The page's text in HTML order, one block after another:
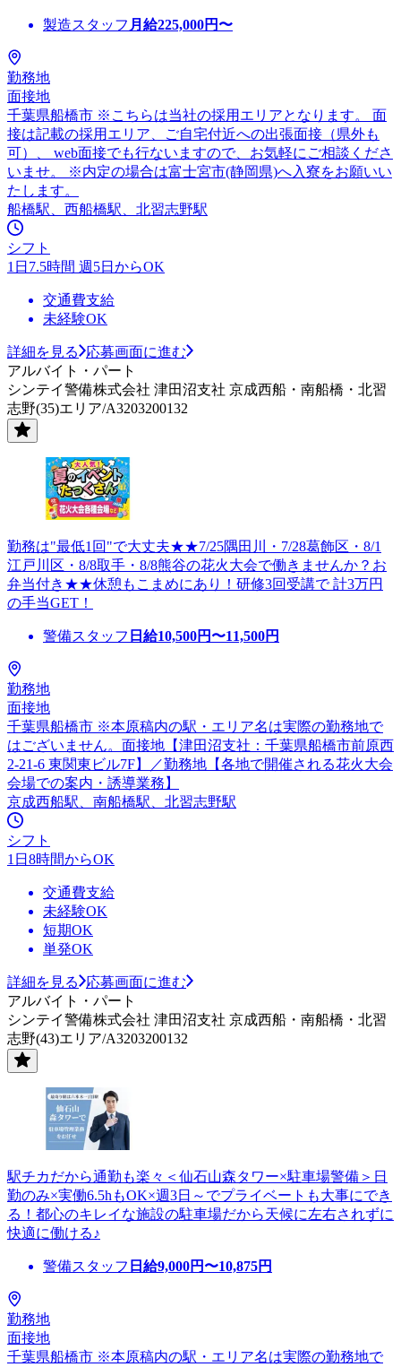
製造スタッフ 月給225,000円〜
勤務地
面接地
千葉県船橋市 ※こちらは当社の採用エリアとなります。 面
接は記載の採用エリア、ご自宅付近への出張面接（県外も
可）、 web面接でも行ないますので、お気軽にご相談くださ
いませ。 ※内定の場合は富士宮市(静岡県)へ入寮をお願いい
たします。
船橋駅、西船橋駅、北習志野駅
シフト
1日7.5時間 週5日からOK
交通費支給
未経験OK
詳細を見る
応募画面に進む
アルバイト・パート
シンテイ警備株式会社 津田沼支社 京成西船・南船橋・北習
志野(35)エリア/A3203200132
勤務は"最低1回"で大丈夫★★7/25隅田川・7/28葛飾区・8/1
江戸川区・8/8取手・8/8熊谷の花火大会で働きませんか？お
弁当付き★★休憩もこまめにあり！研修3回受講で 計3万円
の手当GET！
警備スタッフ 日給10,500円〜11,500円
勤務地
面接地
千葉県船橋市 ※本原稿内の駅・エリア名は実際の勤務地で
はございません。面接地【津田沼支社：千葉県船橋市前原西
2-21-6 東関東ビル7F】／勤務地【各地で開催される花火大会
会場での案内・誘導業務】
京成西船駅、南船橋駅、北習志野駅
シフト
1日8時間からOK
交通費支給
未経験OK
短期OK
単発OK
詳細を見る
応募画面に進む
アルバイト・パート
シンテイ警備株式会社 津田沼支社 京成西船・南船橋・北習
志野(43)エリア/A3203200132
駅チカだから通勤も楽々＜仙石山森タワー×駐車場警備＞日
勤のみ×実働6.5hもOK×週3日～でプライベートも大事にでき
る！都心のキレイな施設の駐車場だから天候に左右されずに
快適に働ける♪
警備スタッフ 日給9,000円〜10,875円
勤務地
面接地
千葉県船橋市 ※本原稿内の駅・エリア名は実際の勤務地で